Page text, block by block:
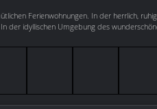
Ferienwohnungen. In der herrlich,
der idyllischen Umgebung des